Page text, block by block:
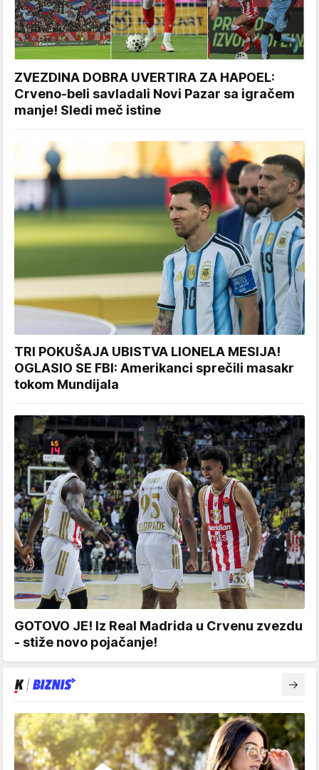
ZVEZDINA DOBRA UVERTIRA ZA HAPOEL:
Crveno-beli savladali Novi Pazar sa igračem
manje! Sledi meč istine
TRI POKUŠAJA UBISTVA LIONELA MESIJA!
OGLASIO SE FBI: Amerikanci sprečili masakr
tokom Mundijala
GOTOVO JE! Iz Real Madrida u Crvenu zvezdu
- stiže novo pojačanje!